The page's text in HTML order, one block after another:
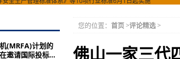
训机构该如何回归正轨？
机队逆势增长1.8%
您的位置： 首页>评论精选>
佛山一家三代
(MRFA)计划的
邀请国际投标...